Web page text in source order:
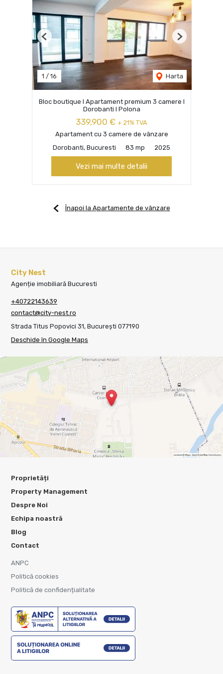
1 / 16 Harta
Previous Next
Bloc boutique I Apartament premium 3 camere I
Dorobanti I Polona
339,900 € + 21% TVA
Apartament cu 3 camere de vânzare
Dorobanti, Bucuresti
83 mp 2025
Vezi mai multe detalii
Înapoi la Apartamente de vânzare
City Nest
Agenție imobiliară Bucuresti
+40722143639
contact@city-nest.ro
Strada Titus Popovici 31, București 077190
Deschide în Google Maps
Proprietăți
Property Management
Despre Noi
Echipa noastră
Blog
Contact
ANPC
Politică cookies
Politică de confidențialitate